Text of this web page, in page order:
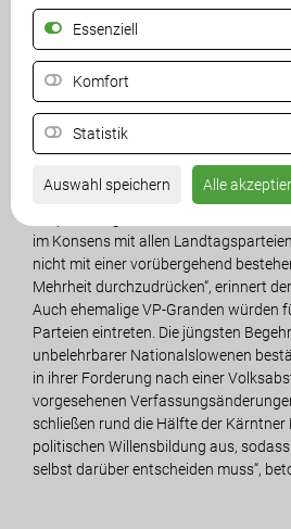
Essenziell
Komfort
Statistik
Auswahl speichern Alle
Forderungen auf der Tagesordnung,
Kundmachung von Gesetzen und
Slowenisch. Da dauert es nicht mehr
Bescheidausstellung in slowenischer
mit erheblichen Kosten für die
Die neuen Begehrlichkeiten müssen
eine Warnung sein. „Mit unserer
Nicht umsonst war es ein Prinzip der
im Konsens mit allen
nicht mit einer vorübergehend
Mehrheit durchzudrücken“, erinnert
Auch ehemalige VP-Granden würden
Parteien eintreten. Die jüngsten
unbelehrbarer Nationalslowenen
in ihrer Forderung nach einer
vorgesehenen
schließen rund die Hälfte der Kärntner
politischen Willensbildung aus,
selbst darüber entscheiden muss“,